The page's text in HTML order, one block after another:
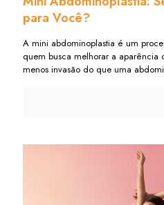
para Você?
A mini abdominoplastia é um
quem busca melhorar a
menos invasão do que uma